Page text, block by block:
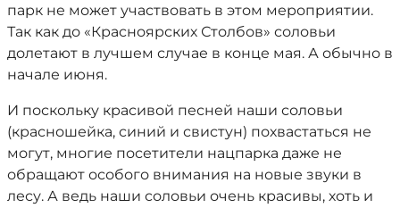
парк не может участвовать в этом мероприятии.
Так как до «Красноярских Столбов» соловьи
долетают в лучшем случае в конце мая. А обычно в
начале июня.
И поскольку красивой песней наши соловьи
(красношейка, синий и свистун) похвастаться не
могут, многие посетители нацпарка даже не
обращают особого внимания на новые звуки в
лесу. А ведь наши соловьи очень красивы, хоть и